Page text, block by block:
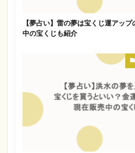
【夢占い】雷の夢は宝くじ運アッ
中の宝くじも紹介